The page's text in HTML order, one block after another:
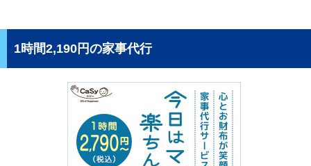
1時間2,190円の家事代行